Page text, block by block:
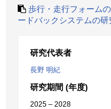
歩行・走行フォーム
ードバックシステムの研
研究代表者
長野 明紀
研究期間 (年度)
2025 – 2028